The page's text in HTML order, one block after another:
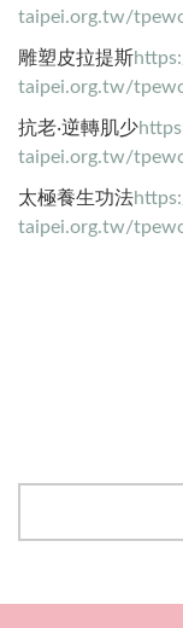
taipei.org.tw/
雕塑皮拉提斯
taipei.org.tw/
抗老‧逆轉肌少
taipei.org.tw/
太極養生功法
taipei.org.tw/